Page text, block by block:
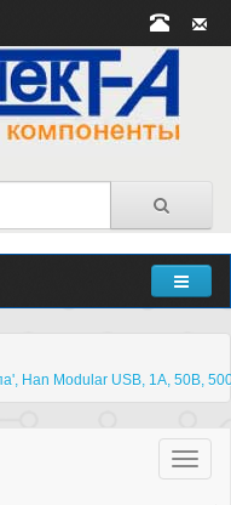
Han Modular USB, 1А, 50В,